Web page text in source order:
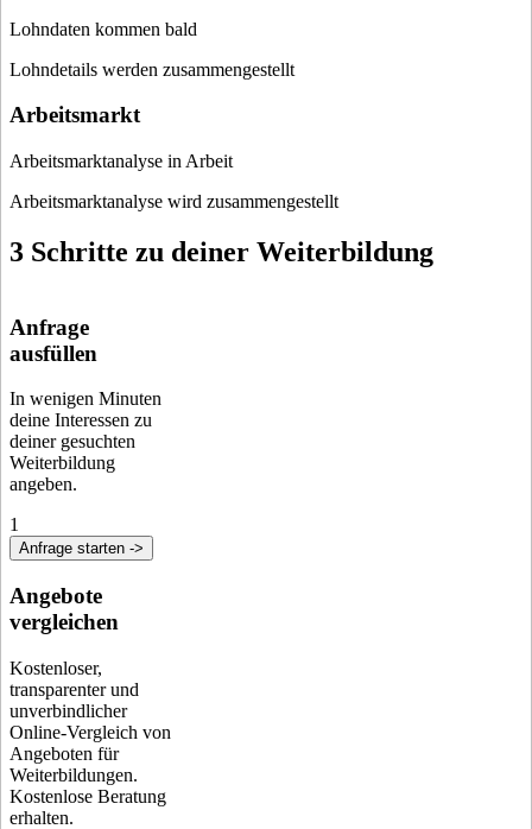
Lohndaten kommen bald
Lohndetails werden zusammengestellt
Arbeitsmarkt
Arbeitsmarktanalyse in Arbeit
Arbeitsmarktanalyse wird zusammengestellt
3 Schritte zu deiner Weiterbildung
Anfrage
ausfüllen
In wenigen Minuten
deine Interessen zu
deiner gesuchten
Weiterbildung
angeben.
1
Anfrage starten ->
Angebote
vergleichen
Kostenloser,
transparenter und
unverbindlicher
Online-Vergleich von
Angeboten für
Weiterbildungen.
Kostenlose Beratung
erhalten.